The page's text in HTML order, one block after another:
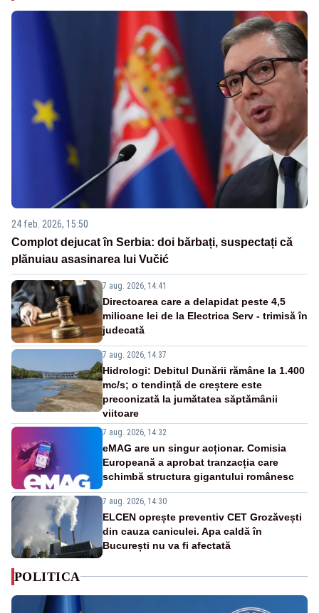
24 feb. 2026, 15:50
Complot dejucat în Serbia: doi bărbați, suspectați că
plănuiau asasinarea lui Vučić
7 aug. 2026, 14:41
Directoarea care a delapidat peste 4,5
milioane lei de la Electrica Serv - trimisă în
judecată
7 aug. 2026, 14:37
Hidrologi: Debitul Dunării rămâne la 1.400
mc/s; o tendință de creștere este
preconizată la jumătatea săptămânii
viitoare
7 aug. 2026, 14:32
eMAG are un singur acționar. Comisia
Europeană a aprobat tranzacția care
schimbă structura gigantului românesc
7 aug. 2026, 14:30
ELCEN oprește preventiv CET Grozăvești
din cauza caniculei. Apa caldă în
București nu va fi afectată
POLITICA